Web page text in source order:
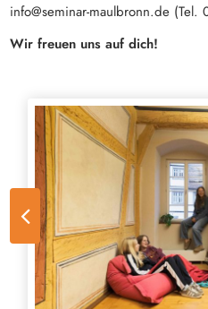
info@seminar-maulbronn.de
Wir freuen uns auf dich!